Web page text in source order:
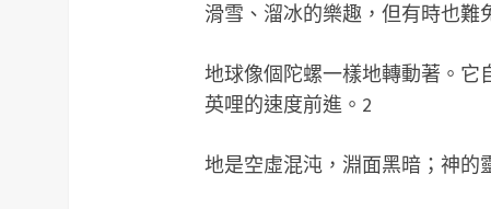
滑雪、溜冰的樂趣，但有時也難
地球像個陀螺一樣地轉動著。它
英哩的速度前進。2
地是空虛混沌，淵面黑暗；神的